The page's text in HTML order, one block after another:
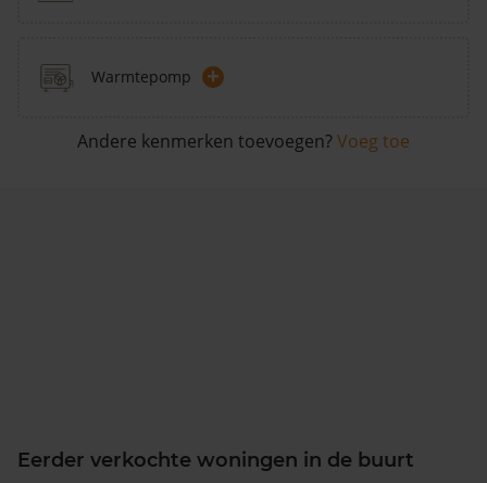
Warmtepomp +
Andere kenmerken toevoegen? Voeg toe
Eerder verkochte woningen in de buurt